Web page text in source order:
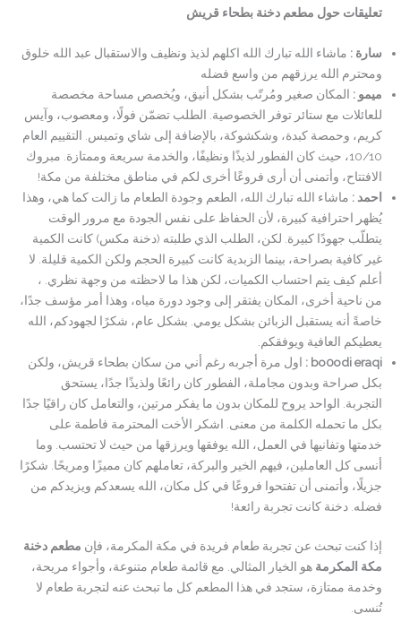
تعليقات حول مطعم دخنة بطحاء قريش
سارة : ماشاء الله تبارك الله اكلهم لذيذ ونظيف والاستقبال عبد الله خلوق
ومحترم الله يرزقهم من واسع فضله
ميمو : المكان صغير ومُرتّب بشكل أنيق، ويُخصص مساحة مخصصة
للعائلات مع ستائر توفر الخصوصية. الطلب تضمّن فولًا، ومعصوب، وآيس
كريم، وحمصة كبدة، وشكشوكة، بالإضافة إلى شاي وتميس. التقييم العام
10/10، حيث كان الفطور لذيذًا ونظيفًا، والخدمة سريعة وممتازة. مبروك
الافتتاح، وأتمنى أن أرى فروعًا أخرى لكم في مناطق مختلفة من مكة!
احمد : ماشاء الله تبارك الله، الطعم وجودة الطعام ما زالت كما هي، وهذا
يُظهر احترافية كبيرة، لأن الحفاظ على نفس الجودة مع مرور الوقت
يتطلّب جهودًا كبيرة. لكن، الطلب الذي طلبته (دخنة مكس) كانت الكمية
غير كافية بصراحة، بينما الزبدية كانت كبيرة الحجم ولكن الكمية قليلة. لا
أعلم كيف يتم احتساب الكميات، لكن هذا ما لاحظته من وجهة نظري. ،
من ناحية أخرى، المكان يفتقر إلى وجود دورة مياه، وهذا أمر مؤسف جدًا،
خاصةً أنه يستقبل الزبائن بشكل يومي. بشكل عام، شكرًا لجهودكم، الله
يعطيكم العافية ويوفقكم.
bo0odi eraqi :
اول مرة أجربه رغم أني من سكان بطحاء قريش، ولكن
بكل صراحة وبدون مجاملة، الفطور كان رائعًا ولذيذًا جدًا، يستحق
التجربة. الواحد يروح للمكان بدون ما يفكر مرتين، والتعامل كان راقيًا جدًا
بكل ما تحمله الكلمة من معنى. اشكر الأخت المحترمة فاطمة على
خدمتها وتفانيها في العمل، الله يوفقها ويرزقها من حيث لا تحتسب. وما
أنسى كل العاملين، فيهم الخير والبركة، تعاملهم كان مميزًا ومريحًا. شكرًا
جزيلًا، وأتمنى أن تفتحوا فروعًا في كل مكان، الله يسعدكم ويزيدكم من
فضله. دخنة كانت تجربة رائعة!
إذا كنت تبحث عن تجربة طعام فريدة في مكة المكرمة، فإن مطعم دخنة
مكة المكرمة هو الخيار المثالي. مع قائمة طعام متنوعة، وأجواء مريحة،
وخدمة ممتازة، ستجد في هذا المطعم كل ما تبحث عنه لتجربة طعام لا
تُنسى.